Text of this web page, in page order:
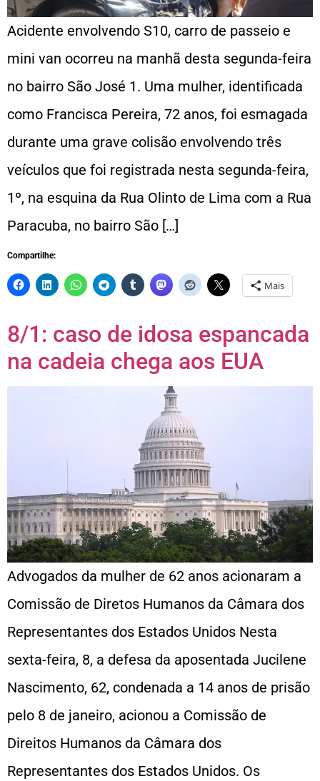
Acidente envolvendo S10, carro de passeio e
mini van ocorreu na manhã desta segunda-feira
no bairro São José 1. Uma mulher, identificada
como Francisca Pereira, 72 anos, foi esmagada
durante uma grave colisão envolvendo três
veículos que foi registrada nesta segunda-feira,
1º, na esquina da Rua Olinto de Lima com a Rua
Paracuba, no bairro São […]
Compartilhe:
Mais
8/1: caso de idosa espancada
na cadeia chega aos EUA
Advogados da mulher de 62 anos acionaram a
Comissão de Diretos Humanos da Câmara dos
Representantes dos Estados Unidos Nesta
sexta-feira, 8, a defesa da aposentada Jucilene
Nascimento, 62, condenada a 14 anos de prisão
pelo 8 de janeiro, acionou a Comissão de
Direitos Humanos da Câmara dos
Representantes dos Estados Unidos. Os